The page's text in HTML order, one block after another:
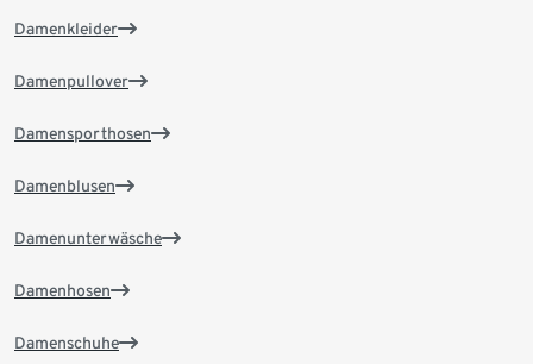
Damenkleider
Damenpullover
Damensporthosen
Damenblusen
Damenunterwäsche
Damenhosen
Damenschuhe